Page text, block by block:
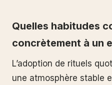
Quelles habitudes
concrètement à un
L’adoption de rituels
une atmosphère stable